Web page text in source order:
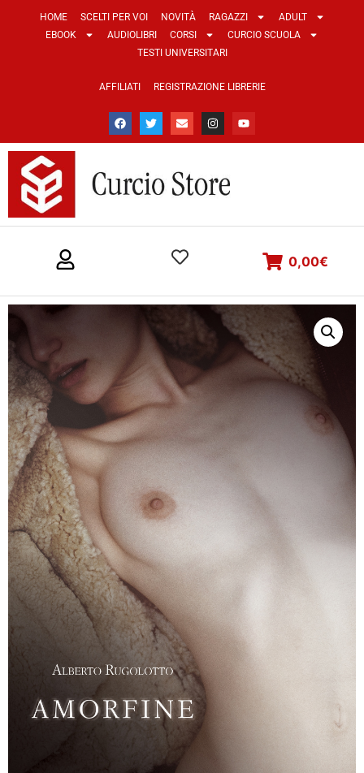
HOME SCELTI PER VOI NOVITÀ RAGAZZI
ADULT
EBOOK
AUDIOLIBRI CORSI
CURCIO SCUOLA
TESTI UNIVERSITARI
AFFILIATI REGISTRAZIONE LIBRERIE
0,00€